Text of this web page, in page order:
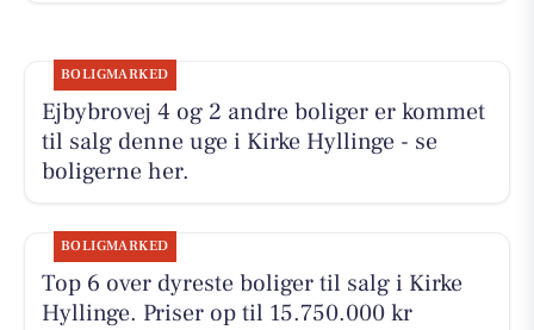
BOLIGMARKED
Ejbybrovej 4 og 2 andre boliger er kommet
til salg denne uge i Kirke Hyllinge - se
boligerne her.
BOLIGMARKED
Top 6 over dyreste boliger til salg i Kirke
Hyllinge. Priser op til 15.750.000 kr